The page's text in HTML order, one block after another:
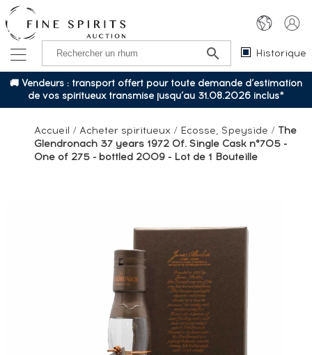
Historique
🚚 Vendeurs : transport offert pour toute demande d’estimation
de vos spiritueux transmise jusqu’au 31.08.2026 inclus*
Accueil / Acheter spiritueux / Ecosse, Speyside / The
Glendronach 37 years 1972 Of. Single Cask n°705 -
One of 275 - bottled 2009 - Lot de 1 Bouteille